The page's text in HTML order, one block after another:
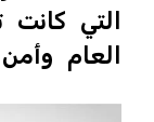
التي
العام